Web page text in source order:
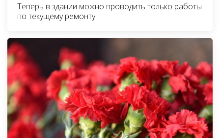
Теперь в здании можно проводить только работы
по текущему ремонту